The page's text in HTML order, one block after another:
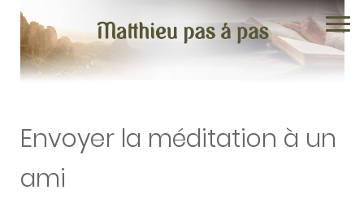
Chapitre 1
Envoyer la méditation à un
ami